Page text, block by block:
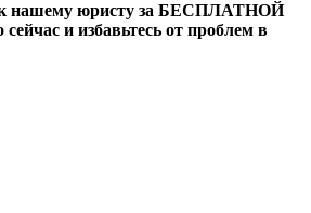
к нашему юристу за БЕСПЛАТНОЙ
и избавьтесь от проблем в